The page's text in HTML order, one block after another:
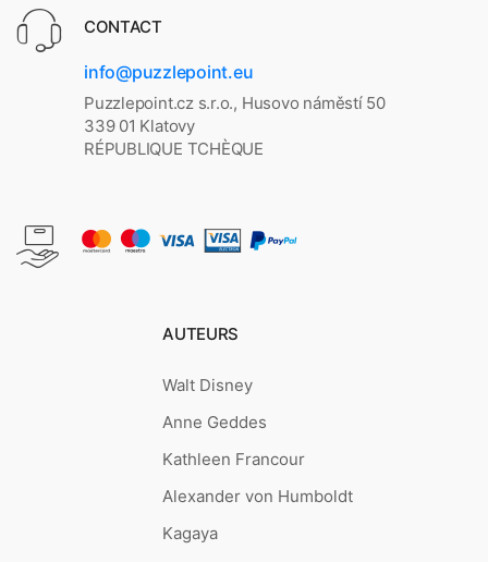
CONTACT
info@puzzlepoint.eu
Puzzlepoint.cz s.r.o., Husovo náměstí 50
339 01 Klatovy
RÉPUBLIQUE TCHÈQUE
AUTEURS
Walt Disney
Anne Geddes
Kathleen Francour
Alexander von Humboldt
Kagaya